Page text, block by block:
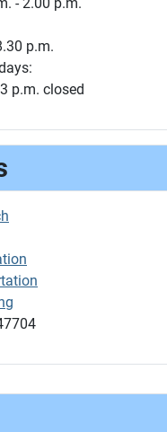
p.m.
p.m. closed